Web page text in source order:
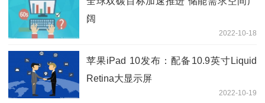
阔
2022-10-18
苹果iPad 10发布：配备10.9英寸Liquid
Retina大显示屏
2022-10-19